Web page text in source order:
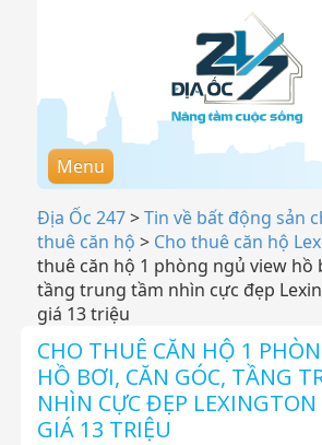
Menu
Địa Ốc 247>Tin về bất động sản
thuê căn hộ > Cho thuê căn hộ
thuê căn hộ 1 phòng ngủ view hồ
tầng trung tầm nhìn cực đẹp
giá 13 triệu
CHO THUÊ CĂN HỘ 1
HỒ BƠI, CĂN GÓC, TẦNG
NHÌN CỰC ĐẸP LEXINGTON
GIÁ 13 TRIỆU